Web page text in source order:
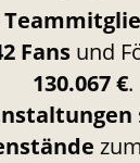
Fansund
130.067 €.